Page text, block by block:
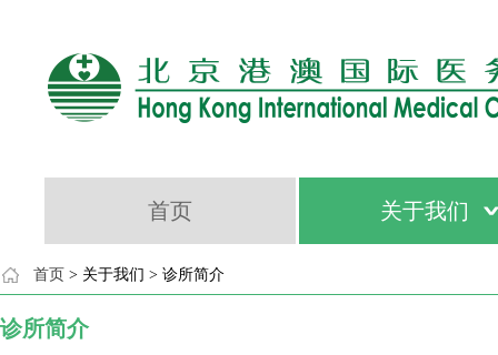
首页 关于我们
首页 > 关于我们 > 诊所简介
诊所简介